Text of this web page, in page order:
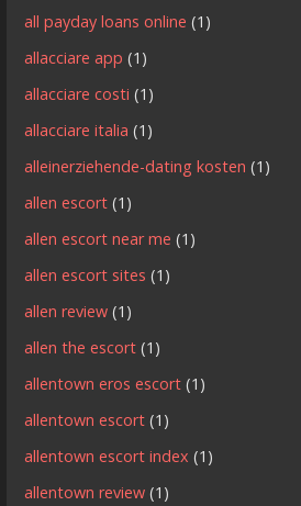
all payday loans online (1)
allacciare app (1)
allacciare costi (1)
allacciare italia (1)
alleinerziehende-dating kosten (1)
allen escort (1)
allen escort near me (1)
allen escort sites (1)
allen review (1)
allen the escort (1)
allentown eros escort (1)
allentown escort (1)
allentown escort index (1)
allentown review (1)